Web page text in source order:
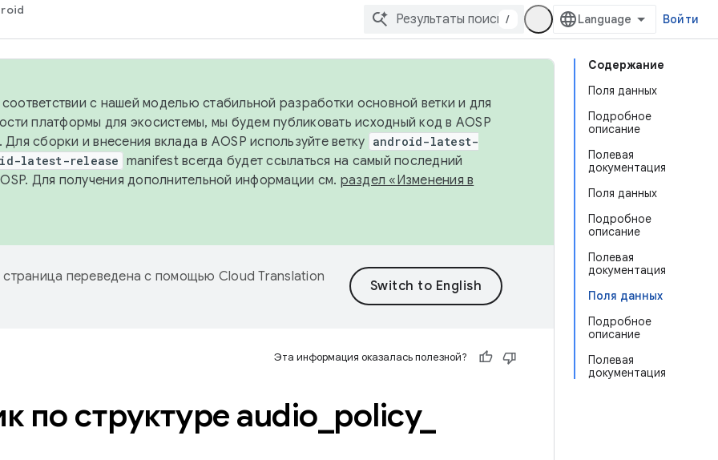
/ Войти
Содержание
Поля данных
Подробное
описание
Полевая
документация
Поля данных
Подробное
описание
Полевая
документация
Поля данных
Подробное
описание
Полевая
документация
с нашей моделью стабильной разработки основной ветки и для
платформы для экосистемы, мы будем публиковать исходный код в AOSP
сборки и внесения вклада в AOSP используйте ветку android-latest-
latest-release manifest всегда будет ссылаться на самый последний
Для получения дополнительной информации см. раздел «Изменения в
страница переведена с помощью Cloud Translation
Эта информация оказалась полезной?
по структуре audio policy_